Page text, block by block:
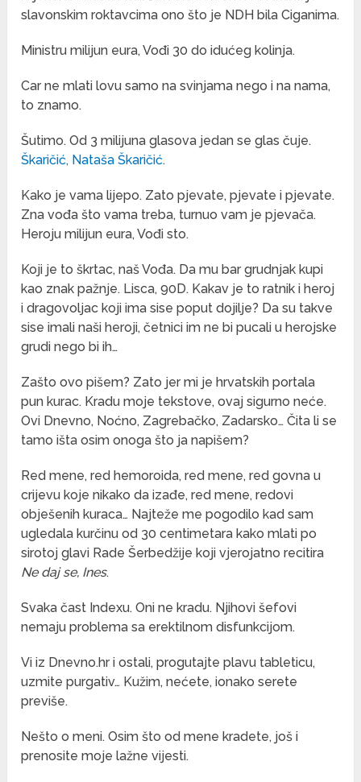
slavonskim roktavcima ono što je NDH bila Ciganima.
Ministru milijun eura, Vođi 30 do idućeg kolinja.
Car ne mlati lovu samo na svinjama nego i na nama,
to znamo.
Šutimo. Od 3 milijuna glasova jedan se glas čuje.
Škaričić, Nataša Škaričić.
Kako je vama lijepo. Zato pjevate, pjevate i pjevate.
Zna vođa što vama treba, turnuo vam je pjevača.
Heroju milijun eura, Vođi sto.
Koji je to škrtac, naš Vođa. Da mu bar grudnjak kupi
kao znak pažnje. Lisca, 90D. Kakav je to ratnik i heroj
i dragovoljac koji ima sise poput dojilje? Da su takve
sise imali naši heroji, četnici im ne bi pucali u herojske
grudi nego bi ih…
Zašto ovo pišem? Zato jer mi je hrvatskih portala
pun kurac. Kradu moje tekstove, ovaj sigurno neće.
Ovi Dnevno, Noćno, Zagrebačko, Zadarsko… Čita li se
tamo išta osim onoga što ja napišem?
Red mene, red hemoroida, red mene, red govna u
crijevu koje nikako da izađe, red mene, redovi
obješenih kuraca… Najteže me pogodilo kad sam
ugledala kurčinu od 30 centimetara kako mlati po
sirotoj glavi Rade Šerbedžije koji vjerojatno recitira
Ne daj se, Ines.
Svaka čast Indexu. Oni ne kradu. Njihovi šefovi
nemaju problema sa erektilnom disfunkcijom.
Vi iz Dnevno.hr i ostali, progutajte plavu tableticu,
uzmite purgativ… Kužim, nećete, ionako serete
previše.
Nešto o meni. Osim što od mene kradete, još i
prenosite moje lažne vijesti.